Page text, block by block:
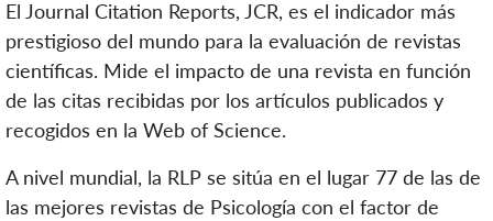
El Journal Citation Reports, JCR, es el indicador más
prestigioso del mundo para la evaluación de revistas
científicas. Mide el impacto de una revista en función
de las citas recibidas por los artículos publicados y
recogidos en la Web of Science.
A nivel mundial, la RLP se sitúa en el lugar 77 de las de
las mejores revistas de Psicología con el factor de